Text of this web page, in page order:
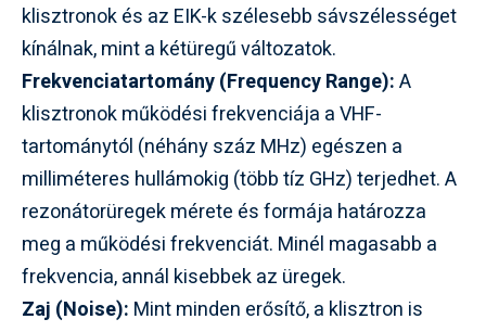
klisztronok és az EIK-k szélesebb sávszélességet
kínálnak, mint a kétüregű változatok.
Frekvenciatartomány (Frequency Range):A
klisztronok működési frekvenciája a VHF-
tartománytól (néhány száz MHz) egészen a
milliméteres hullámokig (több tíz GHz) terjedhet. A
rezonátorüregek mérete és formája határozza
meg a működési frekvenciát. Minél magasabb a
frekvencia, annál kisebbek az üregek.
Zaj (Noise): Mint minden erősítő, a klisztron is